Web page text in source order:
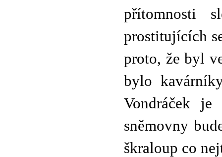
přítomnosti
prostitujících
proto, že byl
bylo
Vondráček
sněmovny
škraloup co